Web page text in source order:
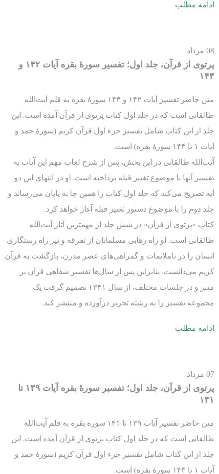
ادامه مطلب
08 مرداد
پرتوی از قرآن، جلد اول؛ تفسیر سورۀ بقره آیات ۱۴۲ و
۱۴۳
متن حاضر تفسیر آیات ۱۴۲ و ۱۴۳ سورۀ بقره به قلم آیت‌الله
طالقانی است که در جلد اول کتاب پرتوی از قرآن آمده است. این
جلد از این کتاب شامل تفسیر جزء اول قرآن کریم (سورۀ حمد و
آیات ۱ تا ۱۴۳ سورۀ بقره) است.
آیت‌الله طالقانی در این بخش، پس از شرح لغات مهم این آیات به
تفسیر آنها با موضوع تغییر قبله پرداخته است. او در انتهای این دو
آیه تصریح می‌کند که جلد اول کتاب را همین جا به پایان می‌رساند و
جلد دوم را با موضوع دستور تغییر قبله آغاز خواهد کرد.
کتاب‌ «پرتوی از قرآن» در شش جلد از مهمترین آثار آیت‌الله
طالقانی است. او راه رهایی مسلمانان از تفرقه و نیز راه رستگاری
انسان را در ناملایمات و گمراهی‌های عصر مدرن، بازگشت به قرآن
کریم می‌دانست. بنابراین پس از سال‌ها تفسیر شفاهی قرآن بر
منبر و در جلسات مختلف، از سال ۱۳۴۱ تصمیم گرفت یک
مجموعه تفسیر را به رشته تحریر درآورده و منتشر کند.
ادامه مطلب
07 مرداد
پرتوی از قرآن، جلد اول؛ تفسیر سورۀ بقره آیات ۱۳۹ تا
۱۴۱
متن حاضر تفسیر آیات ۱۳۹ تا ۱۴۱ سوره بقره به قلم آیت‌الله
طالقانی است که در جلد اول کتاب پرتوی از قرآن آمده است. این
جلد از این کتاب شامل تفسیر جزء اول قرآن کریم (سورۀ حمد و
آیات ۱ تا ۱۴۳ سورۀ بقره) است.